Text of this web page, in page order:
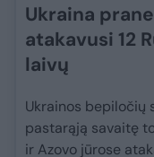
Ukraina
atakavusi 12
laivų
Ukrainos bepiločių
pastarąją savaitę
ir Azovo jūrose